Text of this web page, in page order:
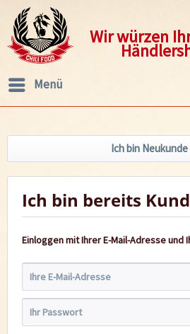
Wir würzen
Menü
Ich bin Neukunde
Ich bin bereits
Einloggen mit Ihrer E-Mail-Adresse und